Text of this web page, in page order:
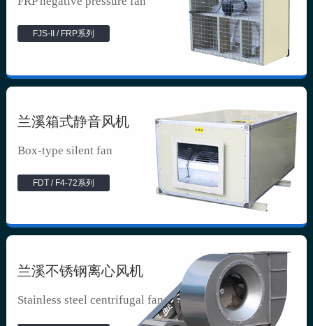
FJS-II / FRP系列
兰溪箱式静音风机
Box-type silent fan
FDT / F4-72系列
兰溪不锈钢离心风机
Stainless steel centrifugal fan